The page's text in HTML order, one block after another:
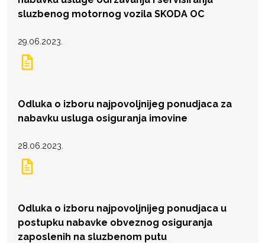
sluzbenog motornog vozila SKODA OC
29.06.2023.
Odluka o izboru najpovoljnijeg ponudjaca za
nabavku usluga osiguranja imovine
28.06.2023.
Odluka o izboru najpovoljnijeg ponudjaca u
postupku nabavke obveznog osiguranja
zaposlenih na sluzbenom putu